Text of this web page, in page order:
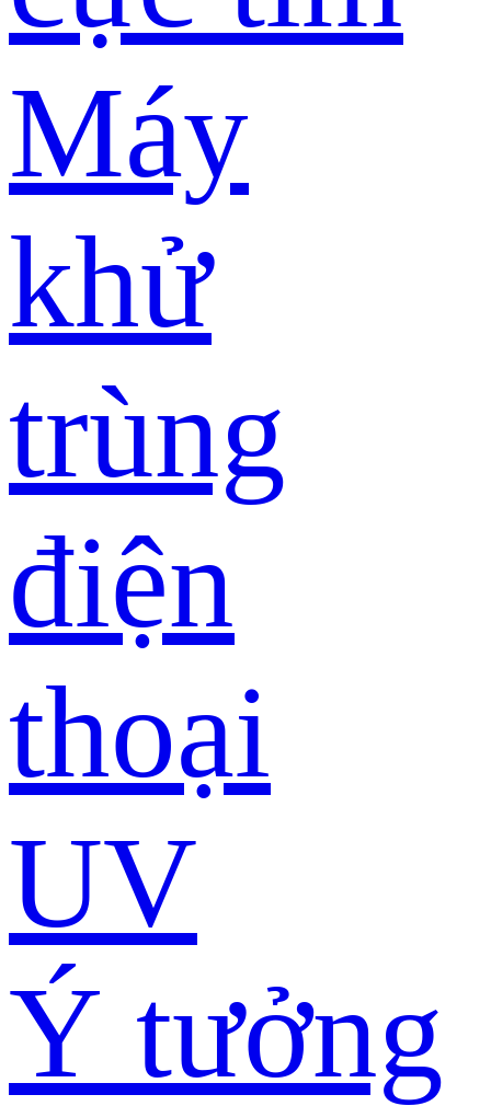
Máy
khử
trùng
điện
thoại
UV
Ý tưởng